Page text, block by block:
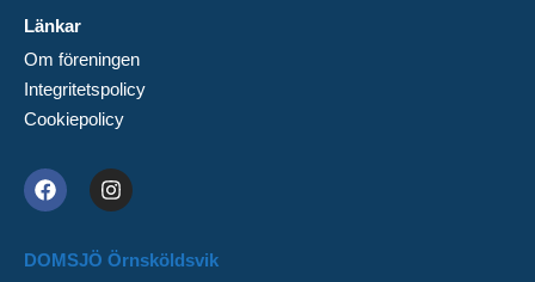
Länkar
Om föreningen
Integritetspolicy
Cookiepolicy
DOMSJÖ Örnsköldsvik